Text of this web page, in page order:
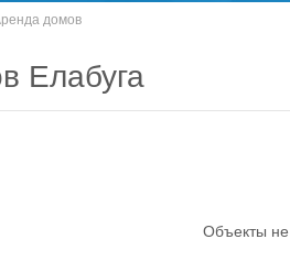
домов
Елабуга
Объекты